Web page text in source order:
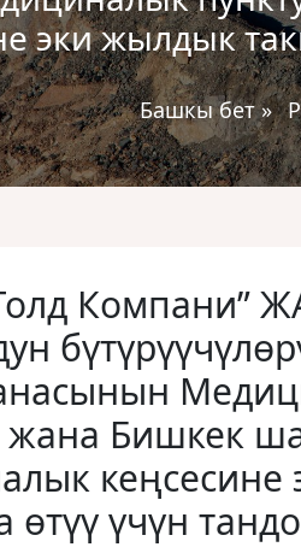
эки жылдык
Башкы бет»
Компани”
жана Бишкек
үчүн